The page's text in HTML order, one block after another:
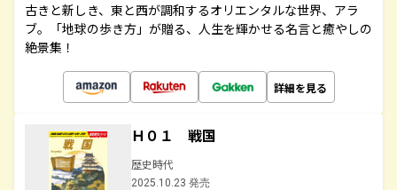
古きと新しき、東と西が調和するオリエンタルな世界、アラ
ブ。「地球の歩き方」が贈る、人生を輝かせる名言と癒やしの
絶景集！
詳細を見る
Ｈ０１ 戦国
歴史時代
2025.10.23 発売